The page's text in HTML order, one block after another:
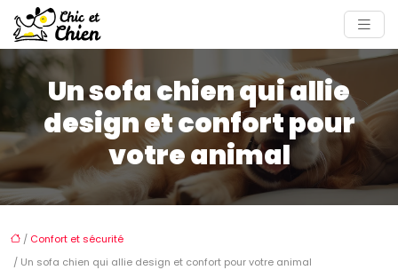
Un sofa chien qui allie
design et confort pour
votre animal
/ Confort et sécurité
/ Un sofa chien qui allie design et confort pour votre animal